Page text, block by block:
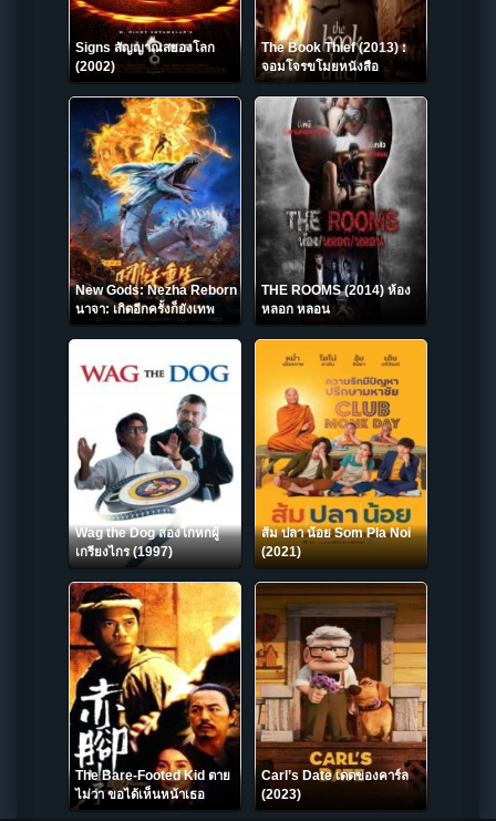
Signs สัญญาณสยองโลก
(2002)
The Book Thief (2013) :
จอมโจรขโมยหนังสือ
New Gods: Nezha Reborn
นาจา: เกิดอีกครั้งก็ยังเทพ
(2021) NETFLIX
THE ROOMS (2014) ห้อง
หลอก หลอน
Wag the Dog สองโกหกผู้
เกรียงไกร (1997)
ส้ม ปลา น้อย Som Pla Noi
(2021)
The Bare-Footed Kid ตาย
ไม่ว่า ขอได้เห็นหน้าเธอ
(1993)
Carl’s Date เดตของคาร์ล
(2023)